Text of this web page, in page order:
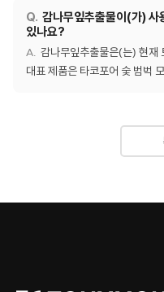
감나무잎추출물이(가) 사
있나요?
감나무잎추출물은(는) 현재
대표 제품은 타코포어 숯 범벅